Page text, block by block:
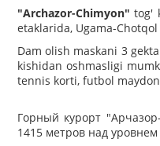
"Archazor-Chimyon" tog'
etaklarida, Ugama-
Dam olish maskani 3
kishidan oshmasligi
tennis korti, futbol
Горный курорт
1415 метров над